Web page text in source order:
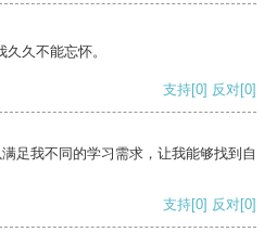
久不能忘怀。
支持[0] 反对[0]
足我不同的学习需求，让我能够找到自
支持[0] 反对[0]